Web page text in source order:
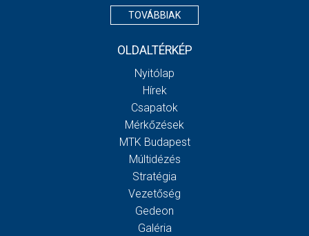
TOVÁBBIAK
OLDALTÉRKÉP
Nyitólap
Hírek
Csapatok
Mérkőzések
MTK Budapest
Múltidézés
Stratégia
Vezetőség
Gedeon
Galéria